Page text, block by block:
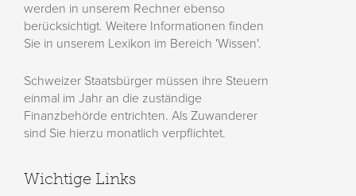
werden in unserem Rechner ebenso
berücksichtigt. Weitere Informationen finden
Sie in unserem Lexikon im Bereich 'Wissen'.
Schweizer Staatsbürger müssen ihre Steuern
einmal im Jahr an die zuständige
Finanzbehörde entrichten. Als Zuwanderer
sind Sie hierzu monatlich verpflichtet.
Wichtige Links